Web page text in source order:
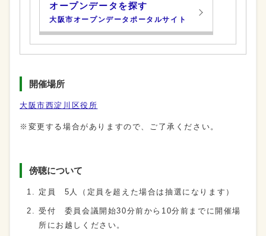
オープンデータを探す
大阪市オープンデータポータルサイト
開催場所
大阪市西淀川区役所
※変更する場合がありますので、ご了承ください。
傍聴について
定員 5人（定員を超えた場合は抽選になります）
受付 委員会議開始30分前から10分前までに開催場
所にお越しください。